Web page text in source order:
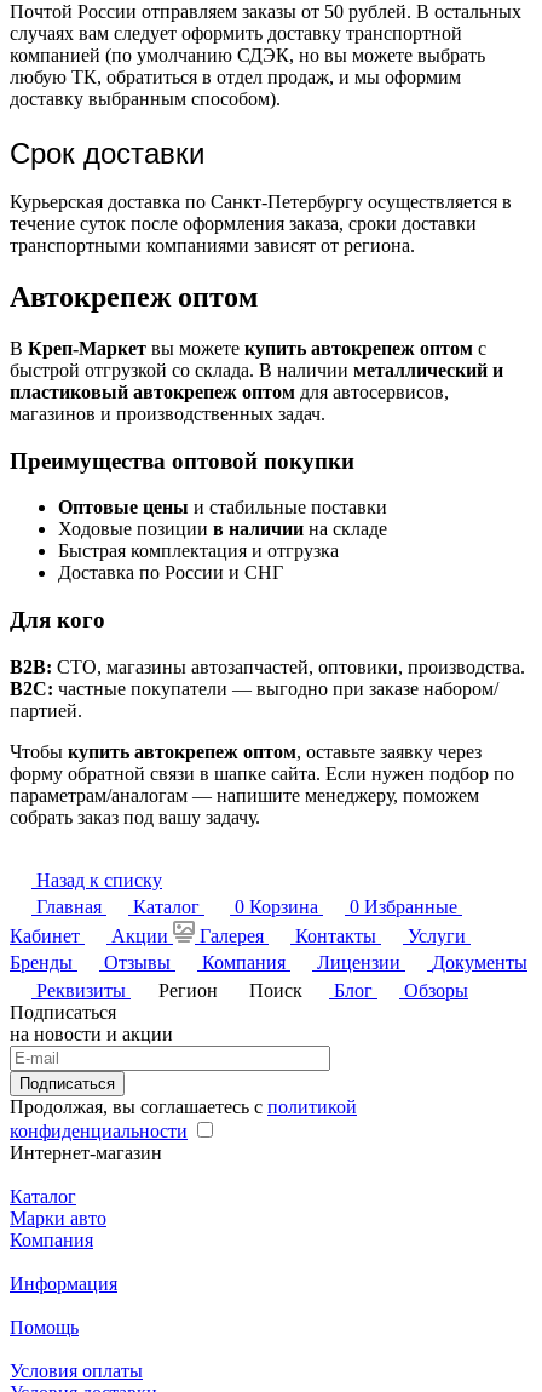
Почтой России отправляем заказы от 50 рублей. В остальных
случаях вам следует оформить доставку транспортной
компанией (по умолчанию СДЭК, но вы можете выбрать
любую ТК, обратиться в отдел продаж, и мы оформим
доставку выбранным способом).
Срок доставки
Курьерская доставка по Санкт-Петербургу осуществляется в
течение суток после оформления заказа, сроки доставки
транспортными компаниями зависят от региона.
Автокрепеж оптом
В Креп-Маркет вы можете купить автокрепеж оптом с
быстрой отгрузкой со склада. В наличии металлический и
пластиковый автокрепеж оптом для автосервисов,
магазинов и производственных задач.
Преимущества оптовой покупки
Оптовые цены и стабильные поставки
Ходовые позиции в наличии на складе
Быстрая комплектация и отгрузка
Доставка по России и СНГ
Для кого
B2B: СТО, магазины автозапчастей, оптовики, производства.
B2C: частные покупатели — выгодно при заказе набором/
партией.
Чтобы купить автокрепеж оптом, оставьте заявку через
форму обратной связи в шапке сайта. Если нужен подбор по
параметрам/аналогам — напишите менеджеру, поможем
собрать заказ под вашу задачу.
Назад к списку
Главная
Каталог 0 Корзина 0 Избранные
Кабинет
Акции Галерея Контакты
Услуги
Бренды
Отзывы Компания Лицензии
Документы
Реквизиты
Регион Поиск Блог
Обзоры
Подписаться
на новости и акции
Подписаться
Продолжая, вы соглашаетесь с политикой
конфиденциальности
Интернет-магазин
Каталог
Марки авто
Компания
Информация
Помощь
Условия оплаты